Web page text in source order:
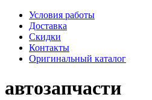
Условия работы
Доставка
Скидки
Контакты
Оригинальный каталог
автозапчасти